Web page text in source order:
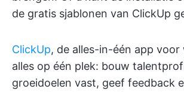
de gratis sjablonen van ClickUp
ClickUp, de alles-in-één app voor
alles op één plek: bouw
groeidoelen vast, geef feedback